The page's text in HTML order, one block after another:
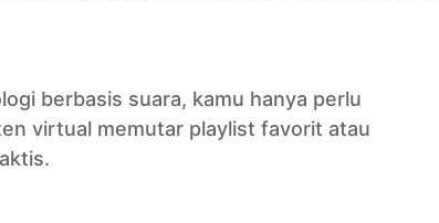
berbasis suara, kamu hanya perlu
virtual memutar playlist favorit atau